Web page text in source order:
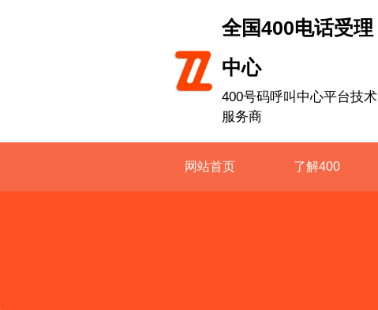
全国400电话受理
中心
400号码呼叫中心平台技术
服务商
网站首页 了解400